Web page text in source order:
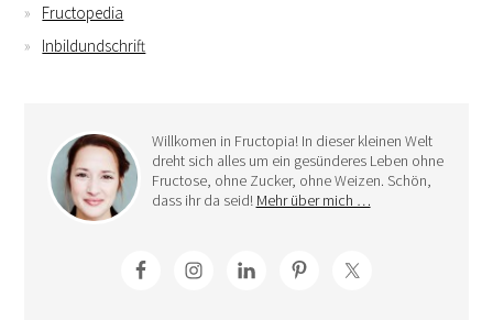
Fructopedia
Inbildundschrift
Willkomen in Fructopia! In dieser kleinen Welt
dreht sich alles um ein gesünderes Leben ohne
Fructose, ohne Zucker, ohne Weizen. Schön,
dass ihr da seid! Mehr über mich …